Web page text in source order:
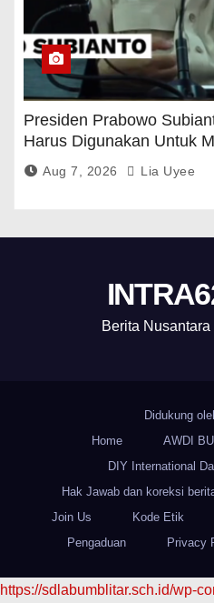
Presiden Prabowo
Harus Digunakan Untuk
Aug 7, 2026 Lia Uyee
Berita
Didukung
Home
AWDI
DIY International
Hak Jawab dan koreksi
Join Us
Kode Etik
Pengaduan
Privacy
https://sdlabumblitar.sch.id/wp-